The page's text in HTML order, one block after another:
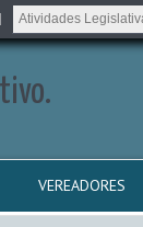
VEREADORES